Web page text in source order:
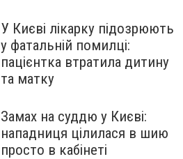
У Києві лікарку підозрюють
у фатальній помилці:
пацієнтка втратила дитину
та матку
Замах на суддю у Києві:
нападниця цілилася в шию
просто в кабінеті